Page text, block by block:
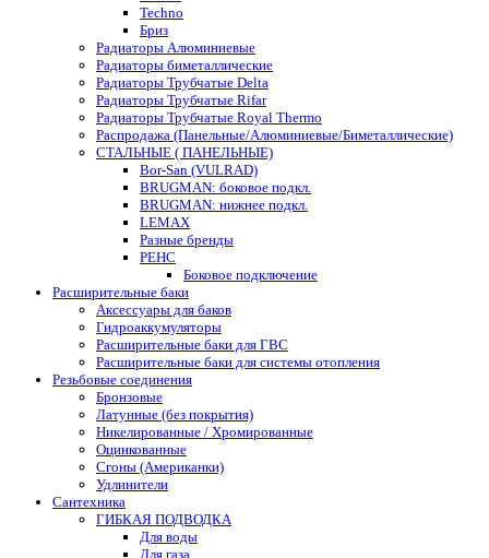
Techno
Бриз
Радиаторы Алюминиевые
Радиаторы биметаллические
Радиаторы Трубчатые Delta
Радиаторы Трубчатые Rifar
Радиаторы Трубчатые Royal Thermo
Распродажа (Панельные/Алюминиевые/Биметаллические)
СТАЛЬНЫЕ ( ПАНЕЛЬНЫЕ)
Bor-San (VULRAD)
BRUGMAN: боковое подкл.
BRUGMAN: нижнее подкл.
LEMAX
Разные бренды
РЕНС
Боковое подключение
Расширительные баки
Аксессуары для баков
Гидроаккумуляторы
Расширительные баки для ГВС
Расширительные баки для системы отопления
Резьбовые соединения
Бронзовые
Латунные (без покрытия)
Никелированные / Хромированные
Оцинкованные
Сгоны (Американки)
Удлинители
Сантехника
ГИБКАЯ ПОДВОДКА
Для воды
Для газа